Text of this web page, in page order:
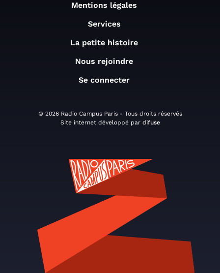
Mentions légales
Services
La petite histoire
Nous rejoindre
Se connecter
© 2026 Radio Campus Paris - Tous droits réservés
Site internet développé par difuse